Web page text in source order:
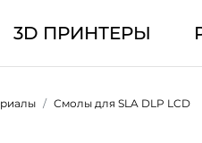
3D ПРИНТЕРЫ
Смолы для SLA DLP LCD